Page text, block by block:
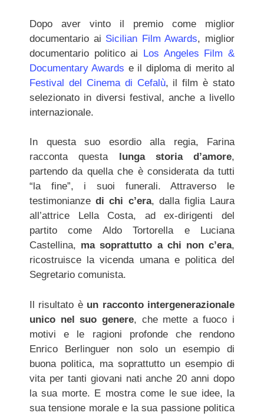
Dopo aver vinto il premio come miglior
documentario ai Sicilian Film Awards, miglior
documentario politico ai Los Angeles Film &
Documentary Awards e il diploma di merito al
Festival del Cinema di Cefalù, il film è stato
selezionato in diversi festival, anche a livello
internazionale.
In questa suo esordio alla regia, Farina
racconta questa lunga storia d’amore,
partendo da quella che è considerata da tutti
“la fine”, i suoi funerali. Attraverso le
testimonianzedi chi c’era, dalla figlia Laura
all’attrice Lella Costa, ad ex-dirigenti del
partito come Aldo Tortorella e Luciana
Castellina, ma soprattutto a chi non c’era,
ricostruisce la vicenda umana e politica del
Segretario comunista.
Il risultato è un racconto intergenerazionale
unico nel suo genere, che mette a fuoco i
motivi e le ragioni profonde che rendono
Enrico Berlinguer non solo un esempio di
buona politica, ma soprattutto un esempio di
vita per tanti giovani nati anche 20 anni dopo
la sua morte. E mostra come le sue idee, la
sua tensione morale e la sua passione politica